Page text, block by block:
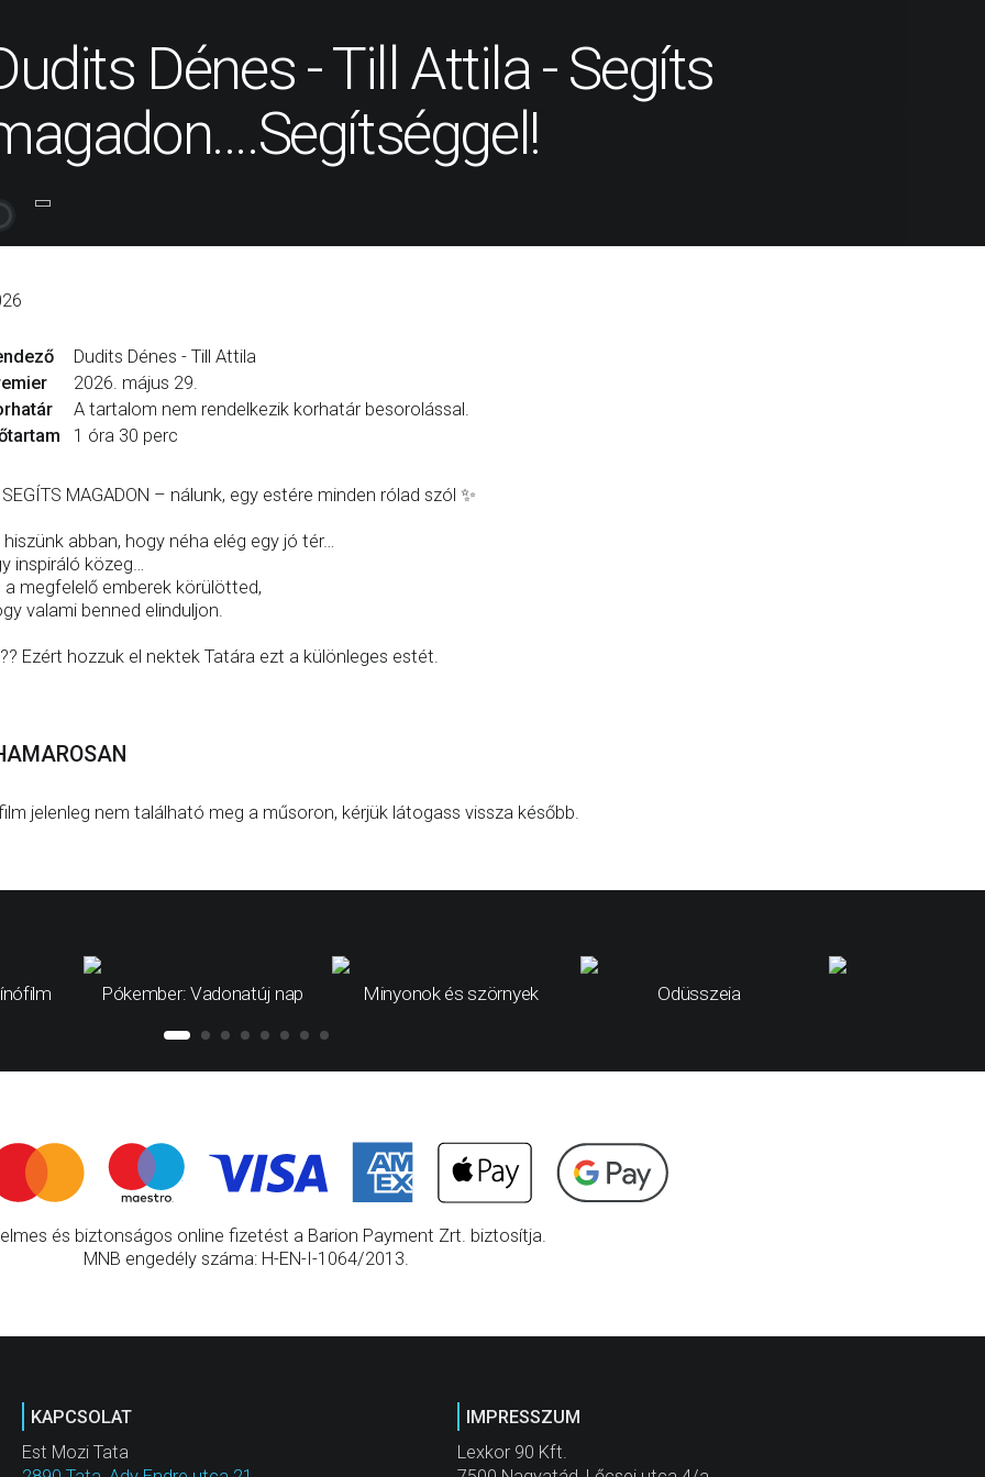
Dénes - Till Attila - Segíts
Dudits Dénes - Till Attila
2026. május 29.
A tartalom nem rendelkezik korhatár besorolással.
1 óra 30 perc
SEGÍTS MAGADON – nálunk, egy estére minden rólad szól ✨
hiszünk abban, hogy néha elég egy jó tér…
inspiráló közeg…
a megfelelő emberek körülötted,
valami benned elinduljon.
Ezért hozzuk el nektek Tatára ezt a különleges estét.
jelenleg nem található meg a műsoron, kérjük látogass vissza később.
Pókember: Vadonatúj nap Minyonok és szörnyek Odüsszeia
és biztonságos online fizetést a Barion Payment Zrt. biztosítja.
MNB engedély száma: H-EN-I-1064/2013.
KAPCSOLAT
Est Mozi Tata
IMPRESSZUM
Lexkor 90 Kft.